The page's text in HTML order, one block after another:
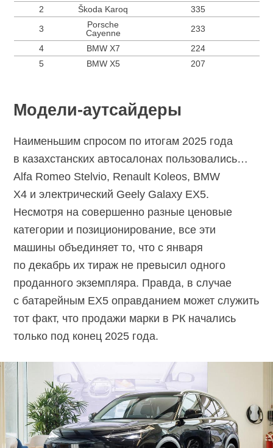
2
Škoda Karoq
335
3
Porsche
Cayenne
233
4
BMW X7
224
5
BMW X5 207
Модели-аутсайдеры
Наименьшим спросом по итогам 2025 года
в казахстанских автосалонах пользовались…
Alfa Romeo Stelvio, Renault Koleos, BMW
X4 и электрический Geely Galaxy EX5.
Несмотря на совершенно разные ценовые
категории и позиционирование, все эти
машины объединяет то, что с января
по декабрь их тираж не превысил одного
проданного экземпляра. Правда, в случае
с батарейным EX5 оправданием может служить
тот факт, что продажи марки в РК начались
только под конец 2025 года.